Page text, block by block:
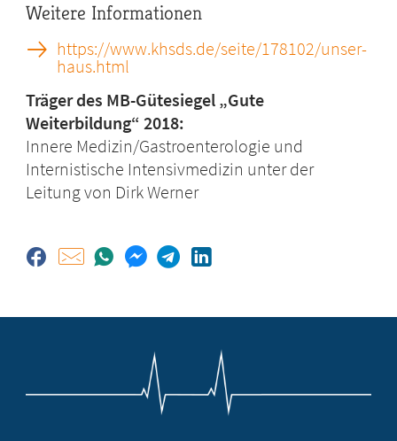
Weitere Informationen
https://www.khsds.de/seite/178102/unser-
haus.html
Träger des MB-Gütesiegel „Gute
Weiterbildung“ 2018:
Innere Medizin/Gastroenterologie und
Internistische Intensivmedizin unter der
Leitung von Dirk Werner